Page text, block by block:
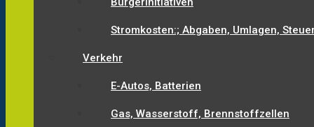
Stromkosten:; Abgaben, Umlagen,
Verkehr
E-Autos, Batterien
Gas, Wasserstoff, Brennstoffzellen